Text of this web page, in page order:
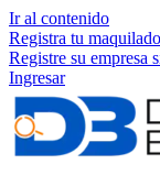
Ir al contenido
Registra tu
Registre su empresa
Ingresar